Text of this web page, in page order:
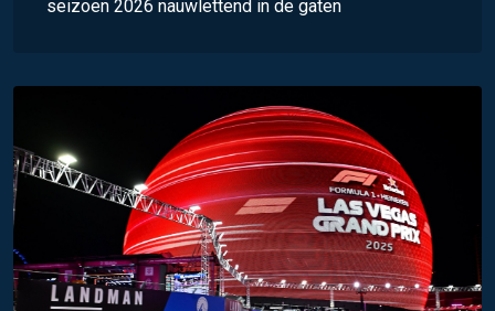
seizoen 2026 nauwlettend in de gaten